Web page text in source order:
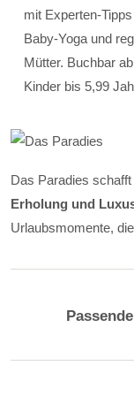
mit Experten-
Baby-Yoga und
Mütter. Buchbar
Kinder bis 5,99
Das Paradies
Erholung und
Urlaubsmomente,